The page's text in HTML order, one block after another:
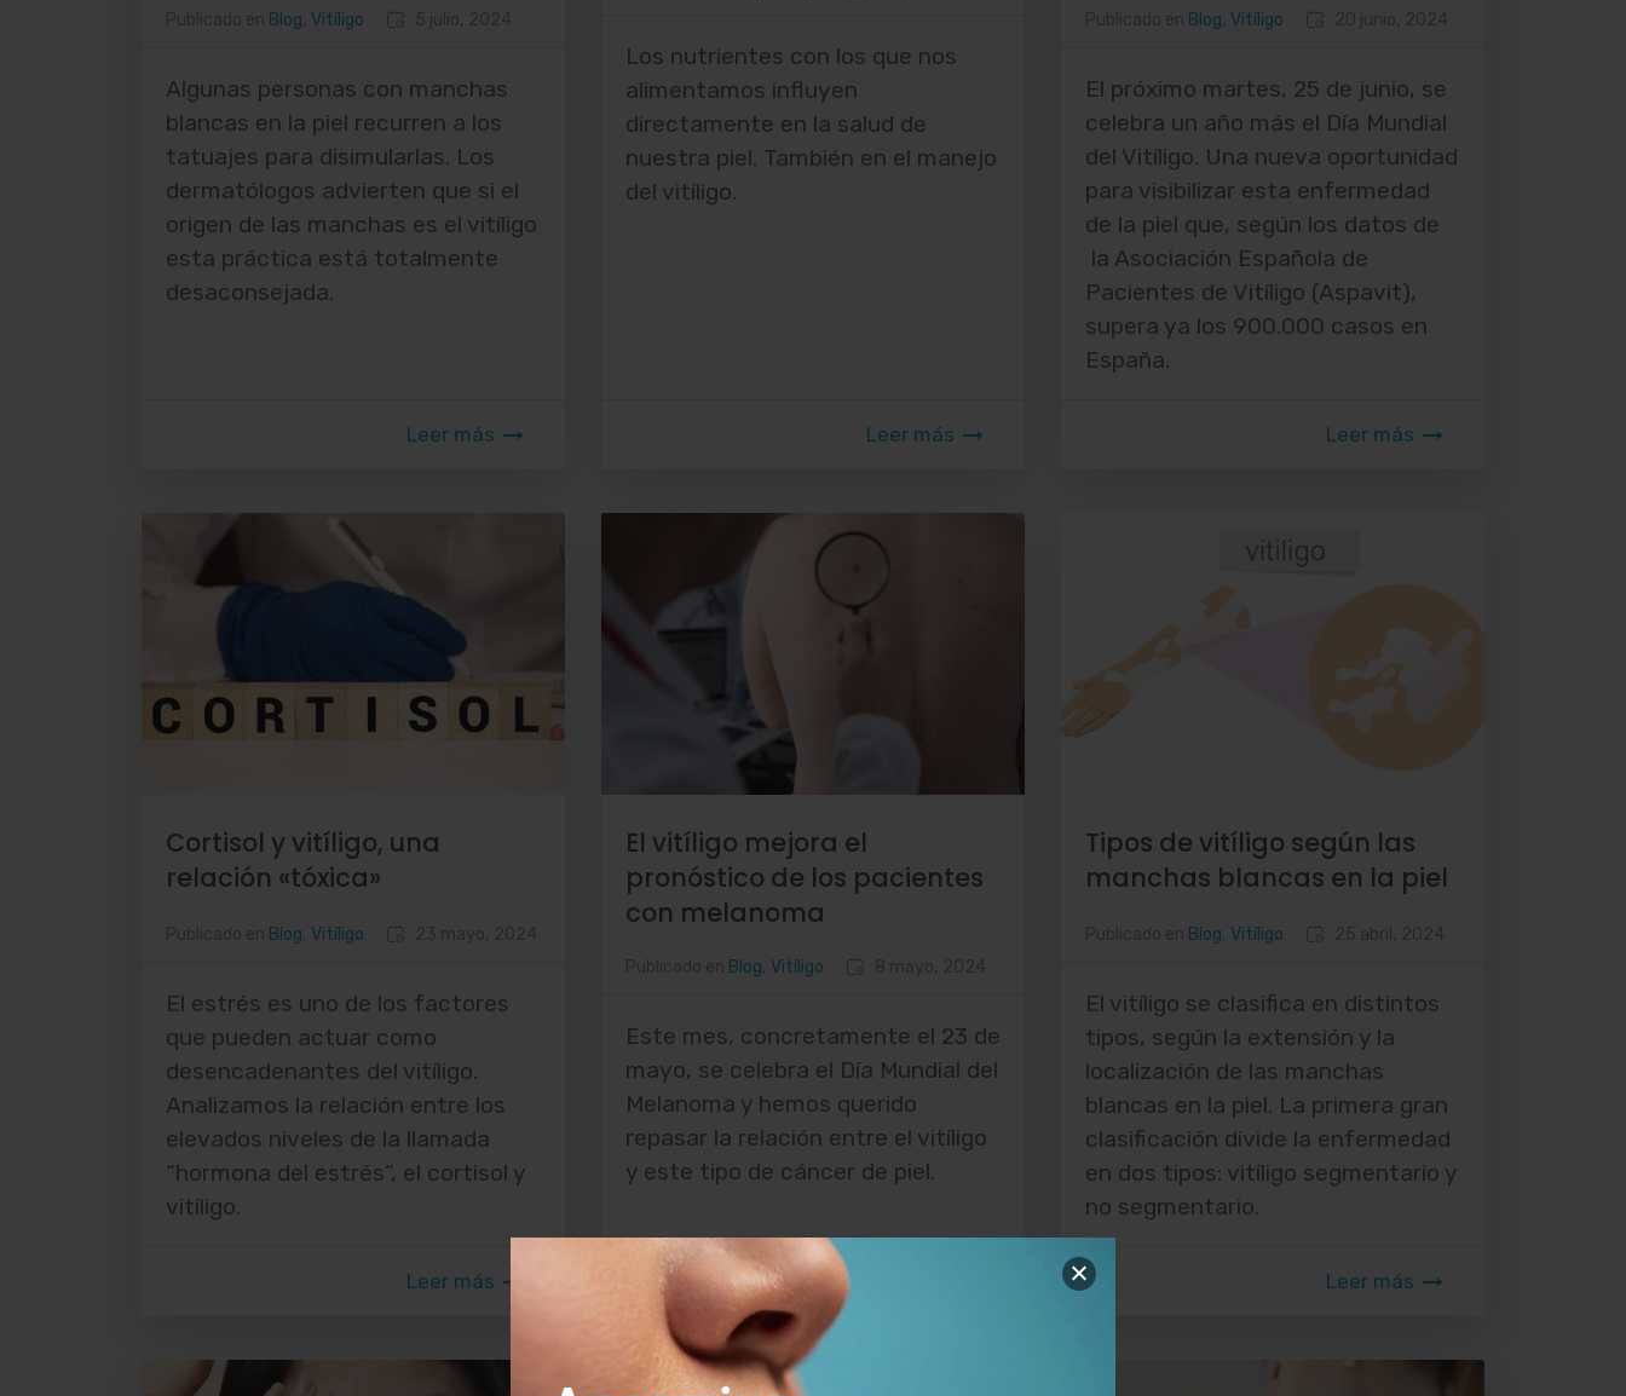
Blog Vitíligo
Algunas personas con manchas
blancas en la piel recurren a los
tatuajes para disimularlas. Los
dermatólogos advierten que si el
origen de las manchas es el vitíligo
esta práctica está totalmente
desaconsejada.
Leer más
Los nutrientes con los que nos
alimentamos influyen
directamente en la salud de
nuestra piel. También en el manejo
del vitíligo.
Leer más
Blog Vitíligo
El próximo martes, 25 de junio, se
celebra un año más el Día Mundial
del Vitíligo. Una nueva oportunidad
para visibilizar esta enfermedad
de la piel que, según los datos de
la Asociación Española de
Pacientes de Vitíligo (Aspavit),
supera ya los 900.000 casos en
España.
Leer más
Cortisol y vitíligo, una
relación «tóxica»
Blog Vitíligo
El estrés es uno de los factores
que pueden actuar como
desencadenantes del vitíligo.
Analizamos la relación entre los
elevados niveles de la llamada
“hormona del estrés”, el cortisol y
vitíligo.
Leer más
El vitíligo mejora el
pronóstico de los pacientes
con melanoma
Blog Vitíligo
Este mes, concretamente el 23 de
mayo, se celebra el Día Mundial del
Melanoma y hemos querido
repasar la relación entre el vitíligo
y este tipo de cáncer de piel.
Tipos de vitíligo según las
manchas blancas en la piel
Blog Vitíligo
El vitíligo se clasifica en distintos
tipos, según la extensión y la
localización de las manchas
blancas en la piel. La primera gran
clasificación divide la enfermedad
en dos tipos: vitíligo segmentario y
no segmentario.
Leer más